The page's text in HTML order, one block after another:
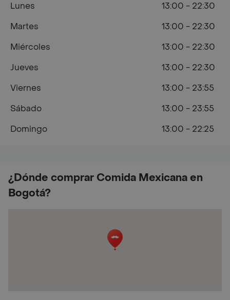
¿Dónde comprar Comida Mexicana en
Bogotá?
Lunes
13:00 - 22:30
Martes
13:00 - 22:30
Miércoles
13:00 - 22:30
Jueves
13:00 - 22:30
Viernes
13:00 - 23:55
Sábado
13:00 - 23:55
Domingo
13:00 - 22:25